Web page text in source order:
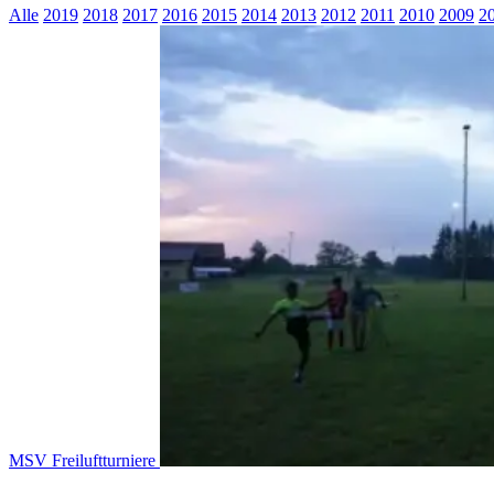
Alle 2019 2018 2017 2016 2015 2014 2013 2012 2011 2010 2009
MSV Freiluftturniere